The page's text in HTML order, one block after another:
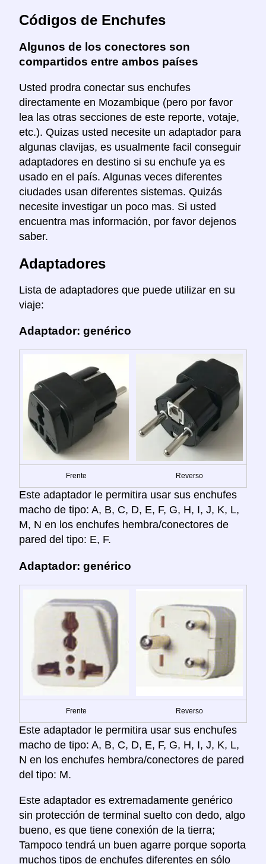
Códigos de Enchufes
Algunos de los conectores son
compartidos entre ambos países
Usted prodra conectar sus enchufes
directamente en Mozambique (pero por favor
lea las otras secciones de este reporte, votaje,
etc.). Quizas usted necesite un adaptador para
algunas clavijas, es usualmente facil conseguir
adaptadores en destino si su enchufe ya es
usado en el país. Algunas veces diferentes
ciudades usan diferentes sistemas. Quizás
necesite investigar un poco mas. Si usted
encuentra mas información, por favor dejenos
saber.
Adaptadores
Lista de adaptadores que puede utilizar en su
viaje:
Adaptador: genérico
Frente Reverso
Este adaptador le permitira usar sus enchufes
macho de tipo: A, B, C, D, E, F, G, H, I, J, K, L,
M, N en los enchufes hembra/conectores de
pared del tipo: E, F.
Adaptador: genérico
Frente Reverso
Este adaptador le permitira usar sus enchufes
macho de tipo: A, B, C, D, E, F, G, H, I, J, K, L,
N en los enchufes hembra/conectores de pared
del tipo: M.
Este adaptador es extremadamente genérico
sin protección de terminal suelto con dedo, algo
bueno, es que tiene conexión de la tierra;
Tampoco tendrá un buen agarre porque soporta
muchos tipos de enchufes diferentes en sólo